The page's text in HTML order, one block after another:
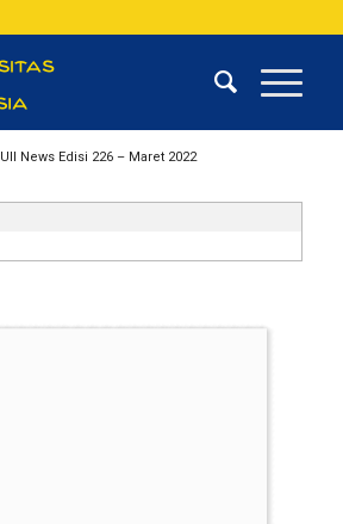
UII News Edisi 226 – Maret 2022